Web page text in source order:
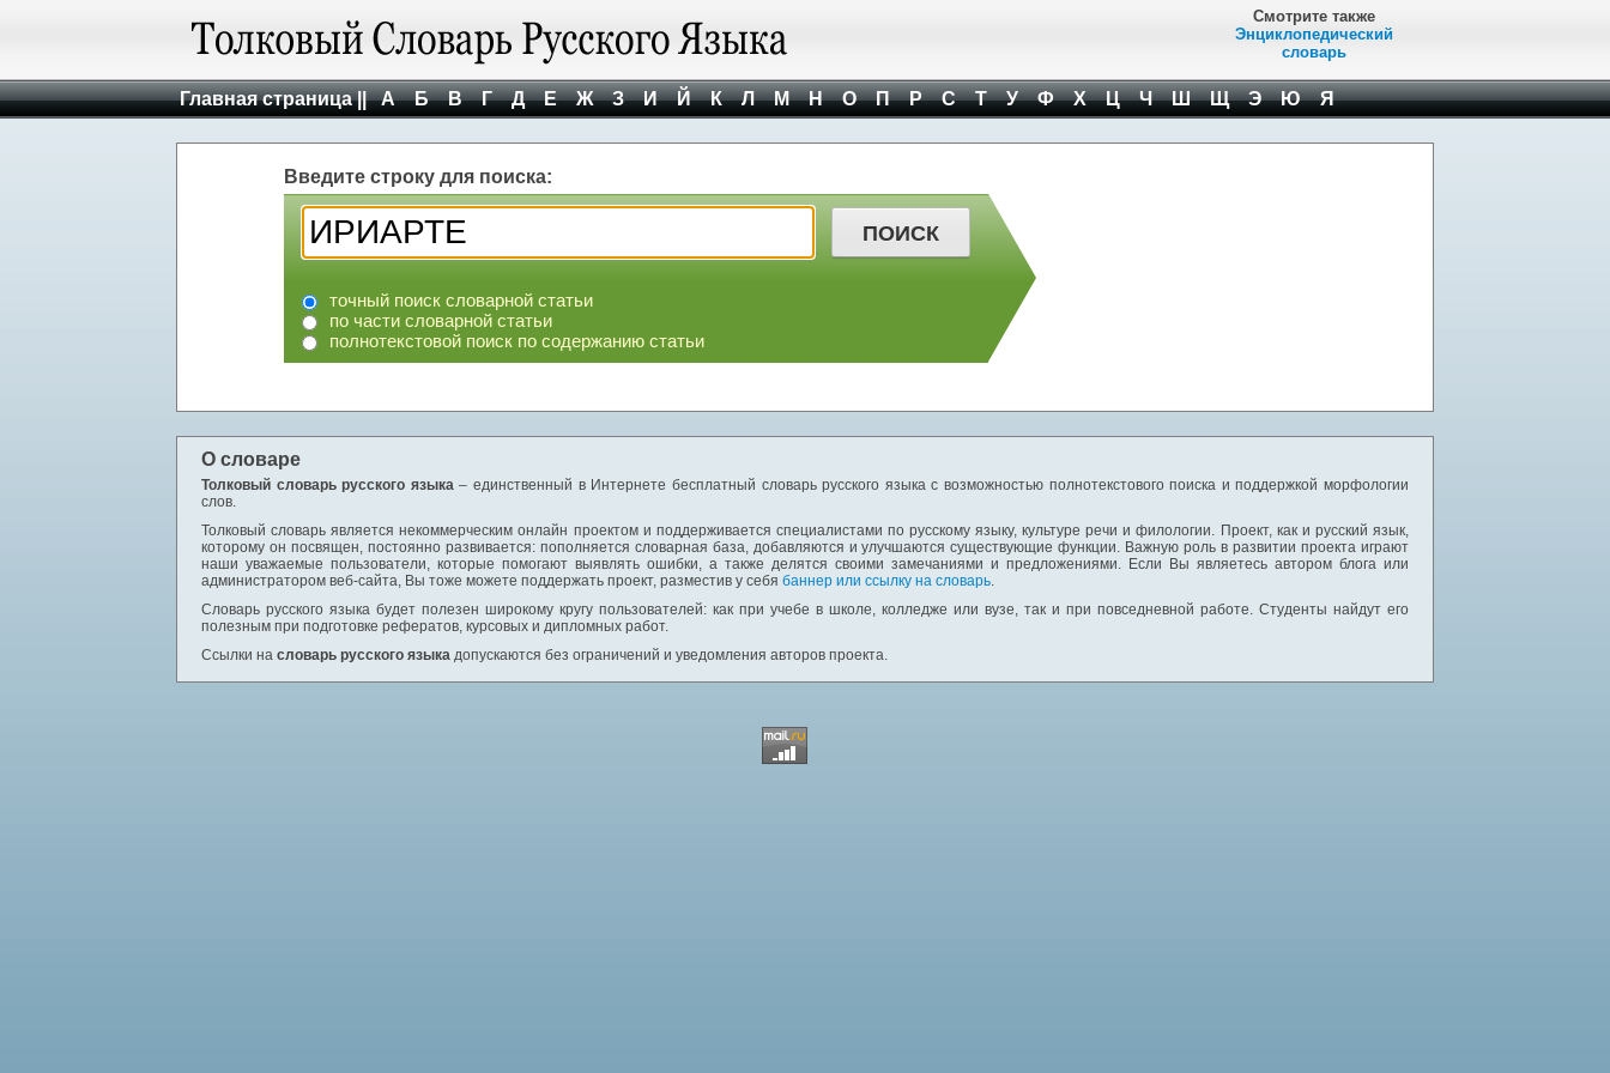
Смотрите также
Энциклопедический
словарь
Главная страница || А Б В Г Д Е Ж З И Й К Л М Н О П Р С Т У Ф Х Ц Ч Ш Щ Э Ю Я
Введите строку для поиска:
точный поиск словарной статьи
по части словарной статьи
полнотекстовой поиск по содержанию статьи
О словаре
Толковый словарь русского языка– единственный в Интернете бесплатный словарь русского языка с возможностью полнотекстового поиска и поддержкой морфологии
слов.
Толковый словарь является некоммерческим онлайн проектом и поддерживается специалистами по русскому языку, культуре речи и филологии. Проект, как и русский язык,
которому он посвящен, постоянно развивается: пополняется словарная база, добавляются и улучшаются существующие функции. Важную роль в развитии проекта играют
наши уважаемые пользователи, которые помогают выявлять ошибки, а также делятся своими замечаниями и предложениями. Если Вы являетесь автором блога или
администратором веб-сайта, Вы тоже можете поддержать проект, разместив у себя баннер или ссылку на словарь.
Словарь русского языка будет полезен широкому кругу пользователей: как при учебе в школе, колледже или вузе, так и при повседневной работе. Студенты найдут его
полезным при подготовке рефератов, курсовых и дипломных работ.
Ссылки на словарь русского языка допускаются без ограничений и уведомления авторов проекта.